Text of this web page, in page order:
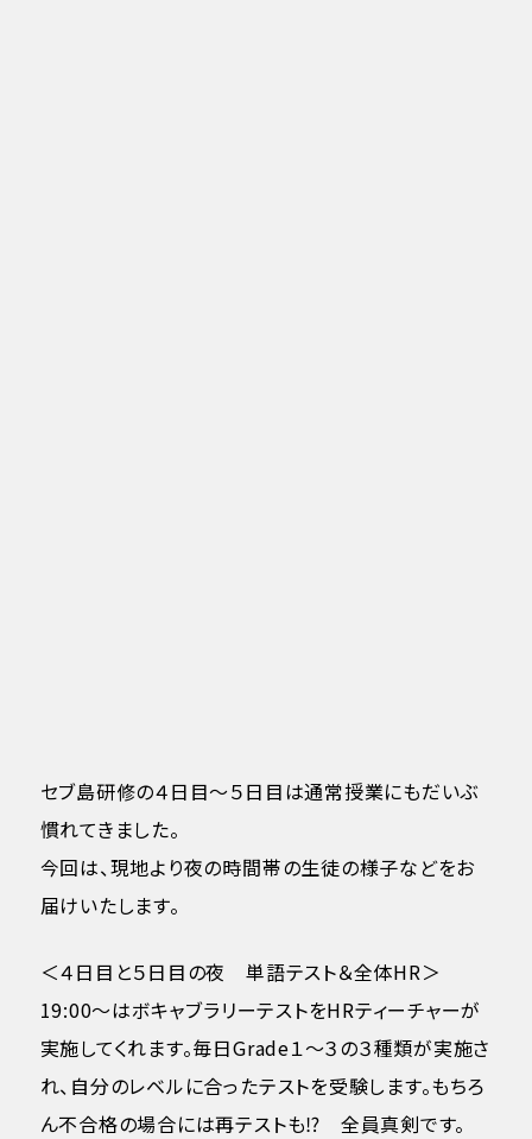
セブ島研修の４日目～５日目は通常授業にもだいぶ
慣れてきました。
今回は、現地より夜の時間帯の生徒の様子などをお
届けいたします。
＜４日目と５日目の夜 単語テスト＆全体HR＞
19:00～はボキャブラリーテストをHRティーチャーが
実施してくれます。毎日Grade１～３の３種類が実施さ
れ、自分のレベルに合ったテストを受験します。もちろ
ん不合格の場合には再テストも⁉ 全員真剣です。